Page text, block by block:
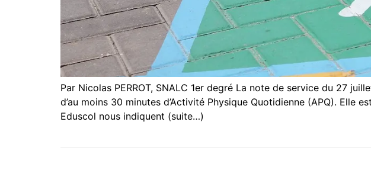
Par Nicolas PERROT, SNALC 1er degré La note de service du 27
d’au moins 30 minutes d’Activité Physique Quotidienne (APQ).
Eduscol nous indiquent (suite…)